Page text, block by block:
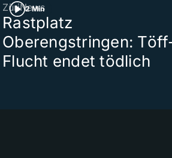
2 Min
ZüriNews
Rastplatz
Oberengstringen:
Flucht endet tödlich